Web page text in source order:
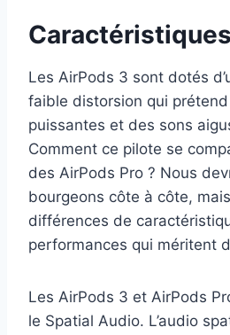
Caractéristiques
Les AirPods 3 sont dotés
faible distorsion qui
puissantes et des sons
Comment ce pilote se
des AirPods Pro ? Nous
bourgeons côte à côte,
différences de
performances qui méritent
Les AirPods 3 et AirPods
le Spatial Audio. L’audio